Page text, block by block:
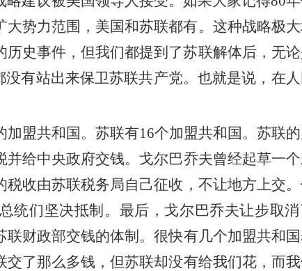
势力范围，美国和苏联都有。这种战略极
史事件，但我们都提到了苏联解体后，无
没有站出来保卫苏联共产党。也就是说，在
加盟共和国 。 苏联有16个加盟共和国。苏联的
并给中央政府交钱。戈尔巴乔夫曾经起草一
税收由苏联税务局自己征收 ，不让地方上交。
统们 坚决抵制。最后，戈尔巴乔夫让步取
联财政部交钱的体制。很快有几个加盟共和国
交了那么多钱，但苏联却没有给我们花，而